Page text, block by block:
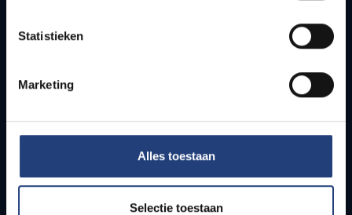
Statistieken
Marketing
Alles toestaan
Selectie toestaan
How to get to the VUB campuses
Students